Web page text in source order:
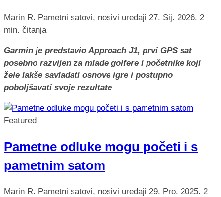
Marin R. Pametni satovi, nosivi uređaji 27. Sij. 2026. 2
min. čitanja
Garmin je predstavio Approach J1, prvi GPS sat
posebno razvijen za mlade golfere i početnike koji
žele lakše savladati osnove igre i postupno
poboljšavati svoje rezultate
Featured
Pametne odluke mogu početi i s
pametnim satom
Marin R. Pametni satovi, nosivi uređaji 29. Pro. 2025. 2